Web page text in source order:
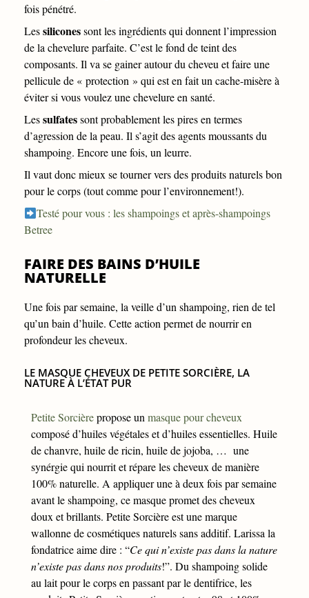
fois pénétré.
Lessiliconessont les ingrédients qui donnent l’impression
de la chevelure parfaite. C’est le fond de teint des
composants. Il va se gainer autour du cheveu et faire une
pellicule de « protection » qui est en fait un cache-misère à
éviter si vous voulez une chevelure en santé.
Lessulfatessont probablement les pires en termes
d’agression de la peau. Il s’agit des agents moussants du
shampoing. Encore une fois, un leurre.
Il vaut donc mieux se tourner vers des produits naturels bon
pour le corps (tout comme pour l’environnement!).
Testé pour vous : les shampoings et après-shampoings
Betree
FAIRE DES BAINS D’HUILE
NATURELLE
Une fois par semaine, la veille d’un shampoing, rien de tel
qu’un bain d’huile. Cette action permet de nourrir en
profondeur les cheveux.
LE MASQUE CHEVEUX DE PETITE SORCIÈRE, LA
NATURE À L’ÉTAT PUR
Petite Sorcièrepropose un masque pour cheveux
composé d’huiles végétales et d’huiles essentielles. Huile
de chanvre, huile de ricin, huile de jojoba, … une
synérgie qui nourrit et répare les cheveux de manière
100% naturelle. A appliquer une à deux fois par semaine
avant le shampoing, ce masque promet des cheveux
doux et brillants. Petite Sorcière est une marque
wallonne de cosmétiques naturels sans additif. Larissa la
fondatrice aime dire : “Ce qui n’existe pas dans la nature
n’existe pas dans nos produits!”. Du shampoing solide
au lait pour le corps en passant par le dentifrice, les